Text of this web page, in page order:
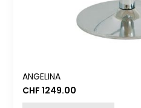
ANGELINA
CHF 1249.00